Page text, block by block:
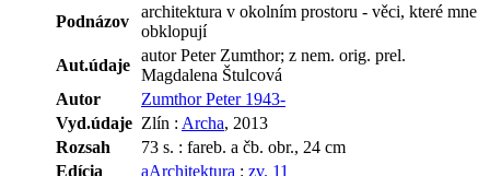
Podnázov
architektura v okolním prostoru - věci, které mne
obklopují
Aut.údaje
autor Peter Zumthor; z nem. orig. prel.
Magdalena Štulcová
Autor
Zumthor Peter 1943-
Vyd.údaje Zlín : Archa, 2013
Rozsah
73 s. : fareb. a čb. obr., 24 cm
Edícia
aArchitektura : zv. 11